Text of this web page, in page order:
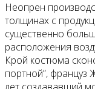
Неопрен
толщинах с
существенно
расположения
Крой костюма
портной”,